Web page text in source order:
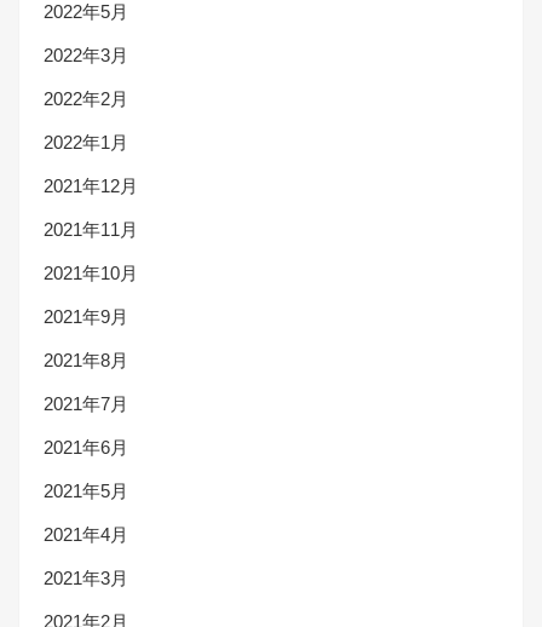
2022年5月
2022年3月
2022年2月
2022年1月
2021年12月
2021年11月
2021年10月
2021年9月
2021年8月
2021年7月
2021年6月
2021年5月
2021年4月
2021年3月
2021年2月